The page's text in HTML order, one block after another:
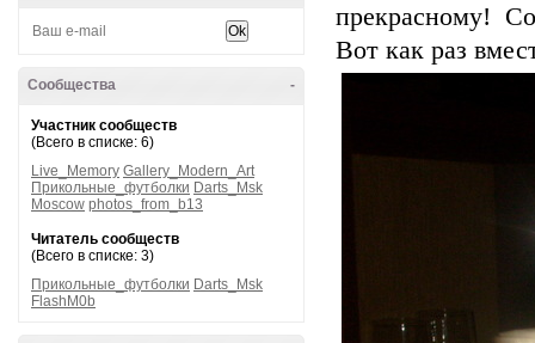
-
Сообщества
Участник сообществ
(Всего в списке: 6)
Live_Memory Gallery_Modern_Art
Прикольные_футболки Darts_Msk
Moscow photos_from_b13
Читатель сообществ
(Всего в списке: 3)
Прикольные_футболки Darts_Msk
FlashM0b
прекрасному!
Вот как раз